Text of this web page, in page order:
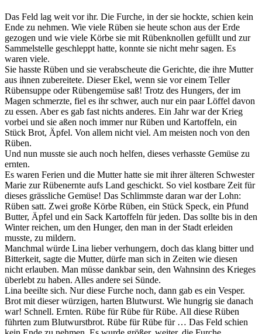
Das Feld lag weit vor ihr. Die Furche, in der sie hockte, schien kein
Ende zu nehmen. Wie viele Rüben sie heute schon aus der Erde
gezogen und wie viele Körbe sie mit Rübenknollen gefüllt und zur
Sammelstelle geschleppt hatte, konnte sie nicht mehr sagen. Es
waren viele.
Sie hasste Rüben und sie verabscheute die Gerichte, die ihre Mutter
aus ihnen zubereitete. Dieser Ekel, wenn sie vor einem Teller
Rübensuppe oder Rübengemüse saß! Trotz des Hungers, der im
Magen schmerzte, fiel es ihr schwer, auch nur ein paar Löffel davon
zu essen. Aber es gab fast nichts anderes. Ein Jahr war der Krieg
vorbei und sie aßen noch immer nur Rüben und Kartoffeln, ein
Stück Brot, Äpfel. Von allem nicht viel. Am meisten noch von den
Rüben.
Und nun musste sie auch noch helfen, dieses verhasste Gemüse zu
ernten.
Es waren Ferien und die Mutter hatte sie mit ihrer älteren Schwester
Marie zur Rübenernte aufs Land geschickt. So viel kostbare Zeit für
dieses grässliche Gemüse! Das Schlimmste daran war der Lohn:
Rüben satt. Zwei große Körbe Rüben, ein Stück Speck, ein Pfund
Butter, Äpfel und ein Sack Kartoffeln für jeden. Das sollte bis in den
Winter reichen, um den Hunger, den man in der Stadt erleiden
musste, zu mildern.
Manchmal würde Lina lieber verhungern, doch das klang bitter und
Bitterkeit, sagte die Mutter, dürfe man sich in Zeiten wie diesen
nicht erlauben. Man müsse dankbar sein, den Wahnsinn des Krieges
überlebt zu haben. Alles andere sei Sünde.
Lina beeilte sich. Nur diese Furche noch, dann gab es ein Vesper.
Brot mit dieser würzigen, harten Blutwurst. Wie hungrig sie danach
war! Schnell. Ernten. Rübe für Rübe für Rübe. All diese Rüben
führten zum Blutwurstbrot. Rübe für Rübe für … Das Feld schien